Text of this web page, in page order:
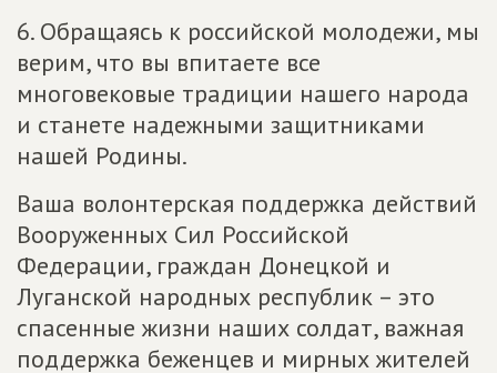
6. Обращаясь к российской молодежи, мы
верим, что вы впитаете все
многовековые традиции нашего народа
и станете надежными защитниками
нашей Родины.
Ваша волонтерская поддержка действий
Вооруженных Сил Российской
Федерации, граждан Донецкой и
Луганской народных республик – это
спасенные жизни наших солдат, важная
поддержка беженцев и мирных жителей